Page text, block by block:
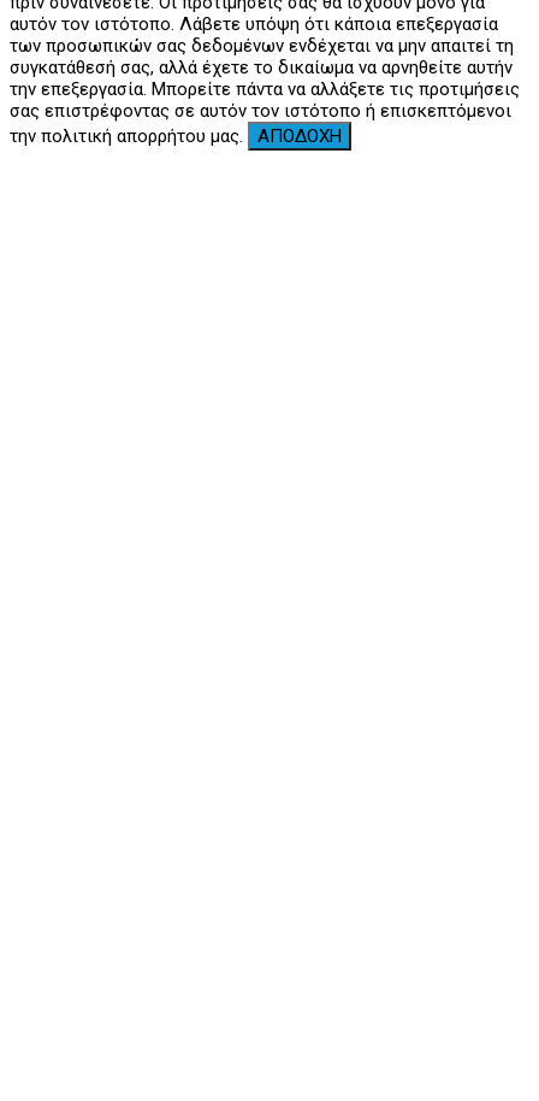
αυτόν τον ιστότοπο. Λάβετε υπόψη ότι κάποια επεξεργασία
των προσωπικών σας δεδομένων ενδέχεται να μην απαιτεί τη
συγκατάθεσή σας, αλλά έχετε το δικαίωμα να αρνηθείτε αυτήν
την επεξεργασία. Μπορείτε πάντα να αλλάξετε τις προτιμήσεις
σας επιστρέφοντας σε αυτόν τον ιστότοπο ή επισκεπτόμενοι
την πολιτική απορρήτου μας.
ΑΠΟΔΟΧΗ